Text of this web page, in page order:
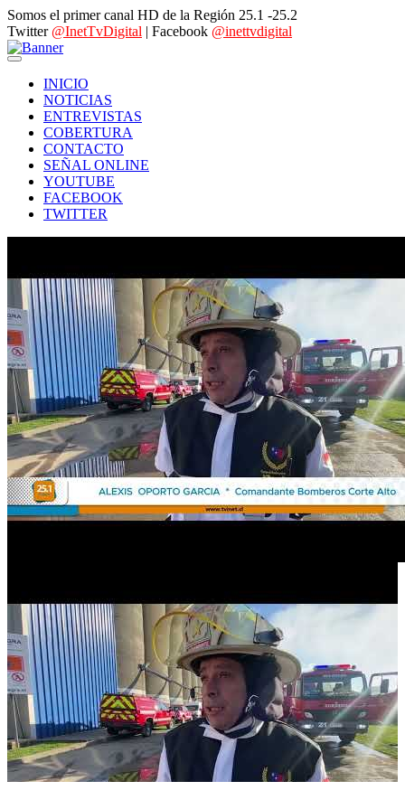
Somos el primer canal HD de la Región 25.1 -25.2
Twitter @InetTvDigital | Facebook @inettvdigital
INICIO
NOTICIAS
ENTREVISTAS
COBERTURA
CONTACTO
SEÑAL ONLINE
YOUTUBE
FACEBOOK
TWITTER